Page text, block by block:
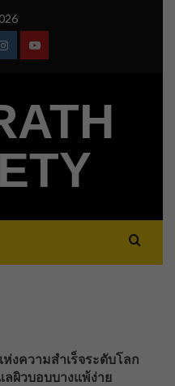
InstagramYoutube
งความสำเร็จระดับโลก
ผิวบอบบางแพ้ง่าย